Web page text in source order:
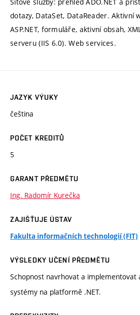
dotazy, DataSet, DataReader. Aktivní
ASP.NET, formuláře, aktivní obsah,
serveru (IIS 6.0). Web services.
JAZYK VÝUKY
čeština
POČET KREDITŮ
5
GARANT PŘEDMĚTU
Ing. Radomír Kurečka
ZAJIŠŤUJE ÚSTAV
Fakulta informačních technologií (FIT)
VÝSLEDKY UČENÍ PŘEDMĚTU
Schopnost navrhovat a implementovat
systémy na platformě .NET.